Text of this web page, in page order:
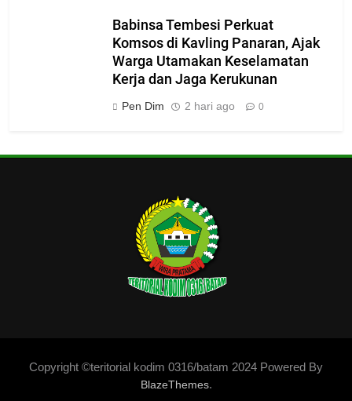
Babinsa Tembesi Perkuat
Komsos di Kavling Panaran, Ajak
Warga Utamakan Keselamatan
Kerja dan Jaga Kerukunan
Pen Dim 2 hari ago 0
Copyright ©teritorial kodim 0316/batam 2024 Powered By
BlazeThemes.